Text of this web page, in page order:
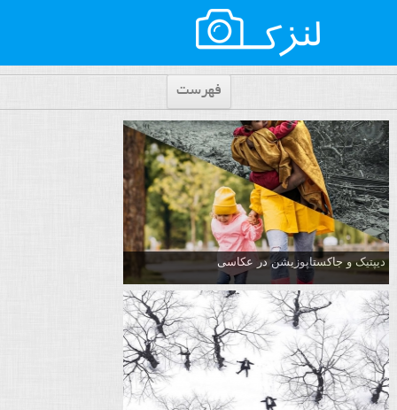
فهرست
دیپتیک و جاکستا‌پوزیشن در عکاسی